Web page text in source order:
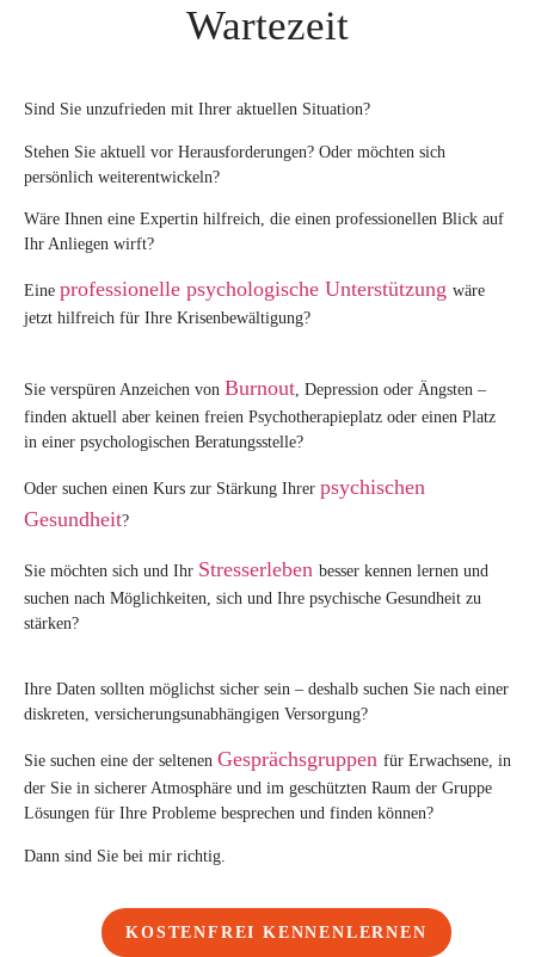
Wartezeit
Sind Sie unzufrieden mit Ihrer aktuellen Situation?
Stehen Sie aktuell vor Herausforderungen? Oder möchten sich
persönlich weiterentwickeln?
Wäre Ihnen eine Expertin hilfreich, die einen professionellen Blick auf
Ihr Anliegen wirft?
Eine professionelle psychologische Unterstützung wäre
jetzt hilfreich für Ihre Krisenbewältigung?
Sie verspüren Anzeichen von Burnout , Depression oder Ängsten –
finden aktuell aber keinen freien Psychotherapieplatz oder einen Platz
in einer psychologischen Beratungsstelle?
Oder suchen einen Kurs zur Stärkung Ihrer psychischen
Gesundheit?
Sie möchten sich und Ihr Stresserleben besser kennen lernen und
suchen nach Möglichkeiten, sich und Ihre psychische Gesundheit zu
stärken?
Ihre Daten sollten möglichst sicher sein – deshalb suchen Sie nach einer
diskreten, versicherungsunabhängigen Versorgung?
Sie suchen eine der seltenen Gesprächsgruppen für Erwachsene, in
der Sie in sicherer Atmosphäre und im geschützten Raum der Gruppe
Lösungen für Ihre Probleme besprechen und finden können?
Dann sind Sie bei mir richtig.
KOSTENFREI KENNENLERNEN